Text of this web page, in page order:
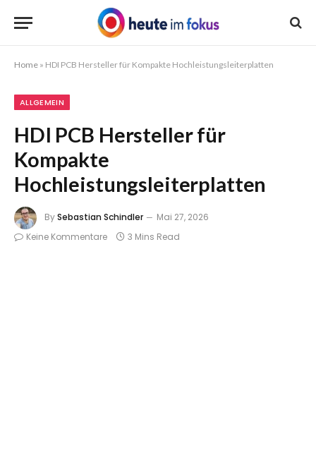
Home » HDI PCB Hersteller für Kompakte Hochleistungsleiterplatten
ALLGEMEIN
HDI PCB Hersteller für
Kompakte
Hochleistungsleiterplatten
BySebastian Schindler
Mai 27, 2026
Keine Kommentare
3 Mins Read